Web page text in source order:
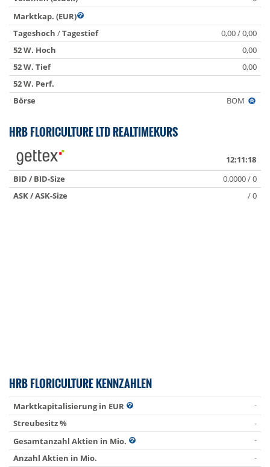
Marktkap. (EUR)
Tageshoch /Tagestief
0,00 / 0,00
52 W. Hoch
0,00
52 W. Tief
0,00
52 W. Perf.
Börse
BOM
HRB FLORICULTURE LTD REALTIMEKURS
12:11:18
BID / BID-Size
0.0000 / 0
ASK / ASK-Size
/ 0
HRB FLORICULTURE KENNZAHLEN
Marktkapitalisierung in EUR
-
Streubesitz %
-
Gesamtanzahl Aktien in Mio.
-
Anzahl Aktien in Mio.
-